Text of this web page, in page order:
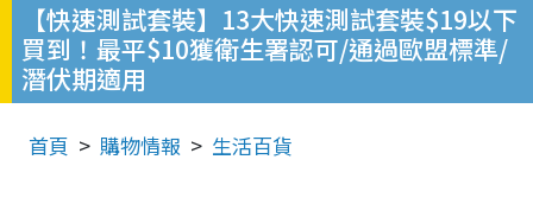
【快速測試套裝】13大快速測試套裝$19以下
買到！最平$10獲衛生署認可/通過歐盟標準/
潛伏期適用
首頁 購物情報 生活百貨